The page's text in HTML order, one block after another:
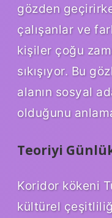
gözden
çalışanlar ve
kişiler çoğu
sıkışıyor. Bu
alanın sosyal
olduğunu
Teoriyi
Koridor kökeni
kültürel çeşitliliği